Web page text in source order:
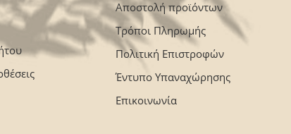
Αποστολή προϊόντων
Τρόποι Πληρωμής
Πολιτική Επιστροφών
Έντυπο Υπαναχώρησης
Επικοινωνία